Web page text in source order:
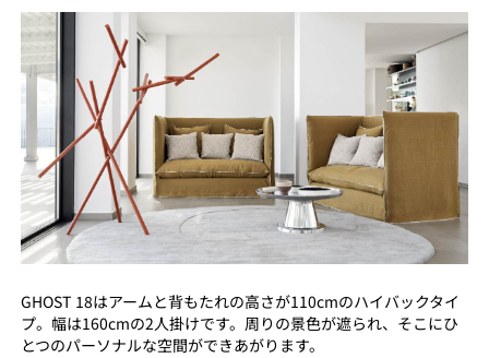
GHOST 18はアームと背もたれの高さが110cmのハイバックタイ
プ。幅は160cmの2人掛けです。周りの景色が遮られ、そこにひ
とつのパーソナルな空間ができあがります。